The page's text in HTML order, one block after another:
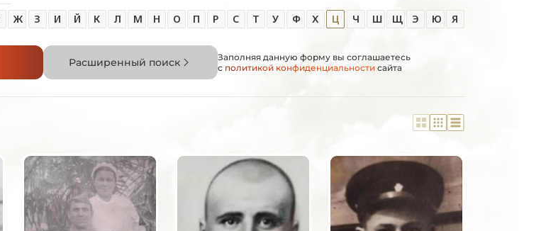
Ж З И Й К Л М Н О П Р С Т У Ф Х Ц Ч Ш Щ Э Ю Я
Расширенный поиск
Заполняя данную форму вы соглашаетесь
с политикой конфиденциальности сайта